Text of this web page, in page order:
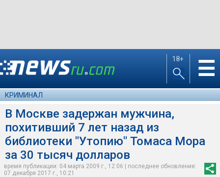
18+ ☰
КРИМИНАЛ
В Москве задержан мужчина,
похитивший 7 лет назад из
библиотеки "Утопию" Томаса Мора
за 30 тысяч долларов
время публикации: 04 марта 2009 г., 12:06 | последнее обновление:
07 декабря 2017 г., 10:21